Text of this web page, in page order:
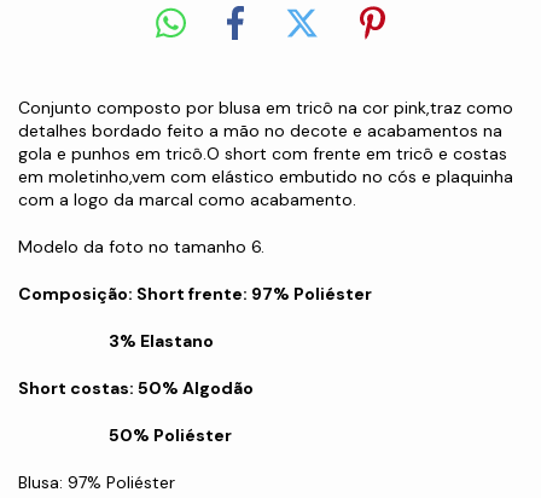
Conjunto composto por blusa em tricô na cor pink,traz como
detalhes bordado feito a mão no decote e acabamentos na
gola e punhos em tricô.O short com frente em tricô e costas
em moletinho,vem com elástico embutido no cós e plaquinha
com a logo da marcal como acabamento.
Modelo da foto no tamanho 6.
Composição: Short frente: 97% Poliéster
3% Elastano
Short costas: 50% Algodão
50% Poliéster
Blusa: 97% Poliéster